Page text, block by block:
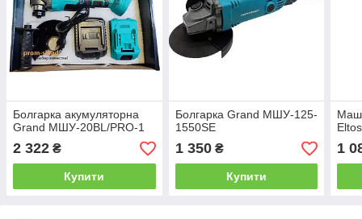
Болгарка акумуляторна
Grand МШУ-20BL/PRO-1
2 322 ₴
Купити
Болгарка Grand МШУ-125-
1550SE
1 350₴
Купити
1